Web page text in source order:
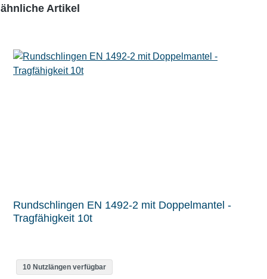
ähnliche Artikel
Rundschlingen EN 1492-2 mit Doppelmantel -
Tragfähigkeit 10t
10 Nutzlängen verfügbar